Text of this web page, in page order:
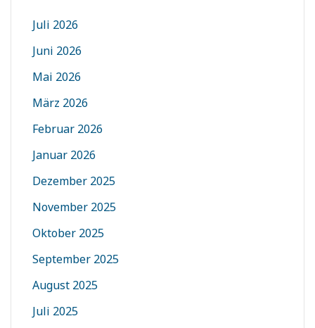
Juli 2026
Juni 2026
Mai 2026
März 2026
Februar 2026
Januar 2026
Dezember 2025
November 2025
Oktober 2025
September 2025
August 2025
Juli 2025